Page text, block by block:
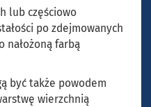
lub częściowo
po zdejmowanych
nałożoną farbą
być także powodem
wierzchnią